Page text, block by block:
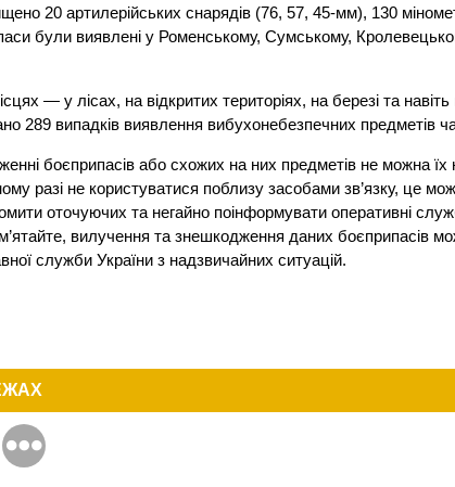
20 артилерійських снарядів (76, 57, 45-мм), 130
були виявлені у Роменському, Сумському,
— у лісах, на відкритих територіях, на березі та
289 випадків виявлення вибухонебезпечних предметів
боєприпасів або схожих на них предметів не можна їх
разі не користуватися поблизу засобами зв’язку, це
оточуючих та негайно поінформувати оперативні
вилучення та знешкодження даних боєприпасів
служби України з надзвичайних ситуацій.